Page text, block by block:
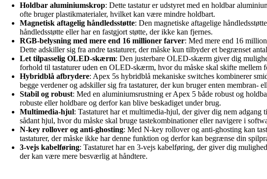
Holdbar aluminiumskrop: Dette tastatur er udstyret med en holdbar
ofte bruger plastikmaterialer, hvilket kan være mindre holdbart.
Magnetisk aftagelig håndledsstøtte: Den magnetiske aftagelige
håndledsstøtte eller har en fastgjort støtte, der ikke kan fjernes.
RGB-belysning med mere end 16 millioner farver: Med mere end 16
Dette adskiller sig fra andre tastaturer, der måske kun tilbyder et begrænset
Let tilpasselig OLED-skærm: Den justerbare OLED-skærm giver dig
forhold til tastaturer uden en OLED-skærm, hvor du måske skal skifte mellem
Hybridblå afbrydere: Apex 5s hybridblå mekaniske switches kombinerer
begge verdener og adskiller sig fra tastaturer, der kun bruger enten membran-
Stabil og robust: Med en aluminiumsrustning er Apex 5 både robust og
robuste eller holdbare og derfor kan blive beskadiget under brug.
Multimedia-hjul: Tastaturet har et multimedia-hjul, der giver dig nem
sådant hjul, hvor du måske skal bruge tastekombinationer eller navigere i
N-key rollover og anti-ghosting: Med N-key rollover og anti-ghosting kan
tastaturer, der måske ikke har denne funktion og derfor kan begrænse din
3-vejs kabelføring: Tastaturet har en 3-vejs kabelføring, der giver dig
der kan være mere besværlig at håndtere.